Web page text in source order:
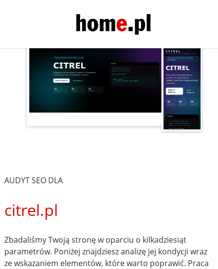
AUDYT SEO DLA
citrel.pl
Zbadaliśmy Twoją stronę w oparciu o kilkadziesiąt
parametrów. Poniżej znajdziesz analizę jej kondycji wraz
ze wskazaniem elementów, które warto poprawić. Praca